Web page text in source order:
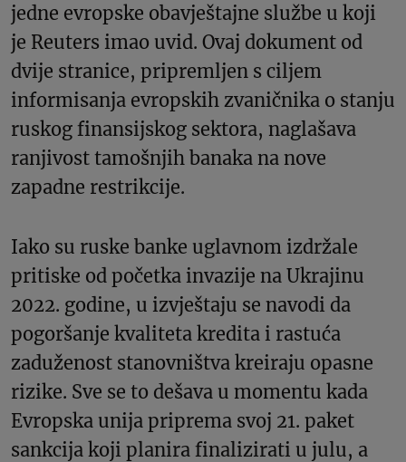
jedne evropske obavještajne službe u koji
je Reuters imao uvid. Ovaj dokument od
dvije stranice, pripremljen s ciljem
informisanja evropskih zvaničnika o stanju
ruskog finansijskog sektora, naglašava
ranjivost tamošnjih banaka na nove
zapadne restrikcije.
Iako su ruske banke uglavnom izdržale
pritiske od početka invazije na Ukrajinu
2022. godine, u izvještaju se navodi da
pogoršanje kvaliteta kredita i rastuća
zaduženost stanovništva kreiraju opasne
rizike. Sve se to dešava u momentu kada
Evropska unija priprema svoj 21. paket
sankcija koji planira finalizirati u julu, a